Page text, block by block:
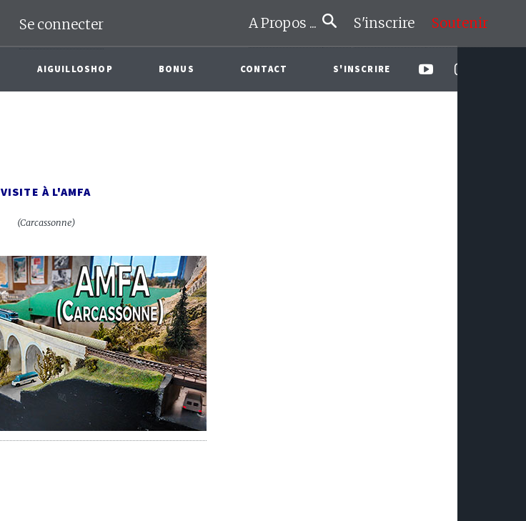
Se connecter A Propos ... S'inscrire Soutenir
AIGUILLOSHOP BONUS CONTACT S'INSCRIRE
VISITE À L'AMFA
(Carcassonne)